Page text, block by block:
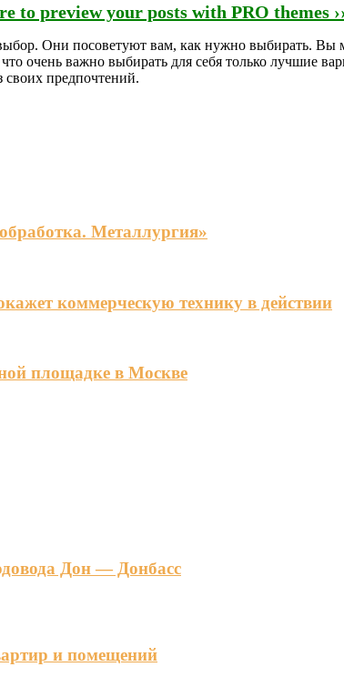
to preview your posts with PRO themes
Они посоветуют вам, как нужно выбирать.
очень важно выбирать для себя только лучшие
своих предпочтений.
Металлургия»
коммерческую технику в действии
площадке в Москве
Дон — Донбасс
и помещений